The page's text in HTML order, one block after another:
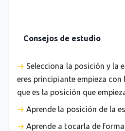
Consejos de estudio
Selecciona la posición y la
eres principiante empieza
que es la posición que
Aprende la posición de la
Aprende a tocarla de